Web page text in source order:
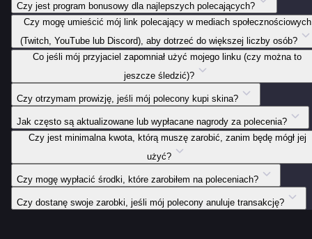
Czy jest program bonusowy dla najlepszych polecających?
Czy mogę umieścić mój link polecający w mediach społecznościowych
(Twitch, YouTube lub Discord), aby dotrzeć do większej liczby osób?
Co jeśli mój przyjaciel zapomniał użyć mojego linku (czy można to
jeszcze śledzić)?
Czy otrzymam prowizję, jeśli mój polecony kupi skina?
Jak często są aktualizowane lub wypłacane nagrody za polecenia?
Czy jest minimalna kwota, którą muszę zarobić, zanim będę mógł jej
użyć?
Czy mogę wypłacić środki, które zarobiłem na poleceniach?
Czy dostanę swoje zarobki, jeśli mój polecony anuluje transakcję?